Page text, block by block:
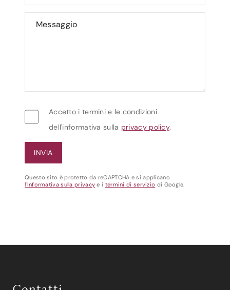
Accetto i termini e le condizioni
dell'informativa sulla privacy policy.
Questo sito è protetto da reCAPTCHA e si applicano
l'Informativa sulla privacy e i termini di servizio di Google.